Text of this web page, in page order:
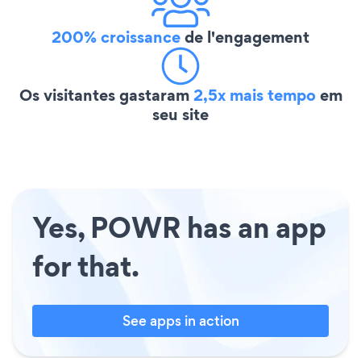
200% croissancede l'engagement
Os visitantes gastaram2,5x mais tempoem
seu site
Yes, POWR has an app
for that.
See apps in action